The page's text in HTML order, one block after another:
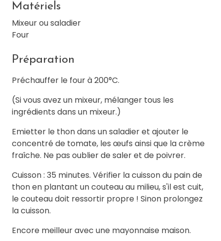
Matériels
Mixeur ou saladier
Four
Préparation
Préchauffer le four à 200°C.
(Si vous avez un mixeur, mélanger tous les
ingrédients dans un mixeur.)
Emietter le thon dans un saladier et ajouter le
concentré de tomate, les œufs ainsi que la crème
fraîche. Ne pas oublier de saler et de poivrer.
Cuisson : 35 minutes. Vérifier la cuisson du pain de
thon en plantant un couteau au milieu, s'il est cuit,
le couteau doit ressortir propre ! Sinon prolongez
la cuisson.
Encore meilleur avec une mayonnaise maison.